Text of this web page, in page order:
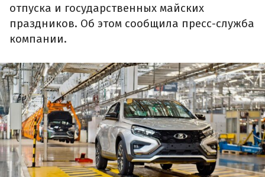
отпуска и государственных майских
праздников. Об этом сообщила пресс-служба
компании.